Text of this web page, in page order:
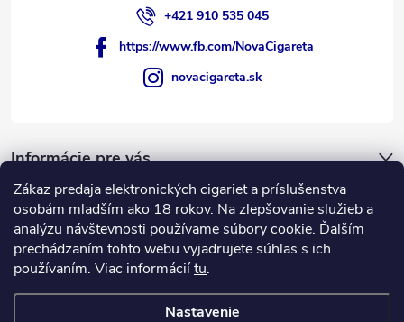
Zákaz predaja elektronických cigariet a príslušenstva
osobám mladším ako 18 rokov. Na zlepšovanie služieb a
analýzu návštevnosti používame súbory cookie. Ďalším
prechádzaním tohto webu vyjadrujete súhlas s ich
používaním. Viac informáciítu.
Nastavenie
Informácie pre vás
Nákupný košík
0 KS /€0
+421 910 535 045
https://www.fb.com/NovaCigareta
novacigareta.sk
NovaCigareta.sk. Všetky práva vyhradené.